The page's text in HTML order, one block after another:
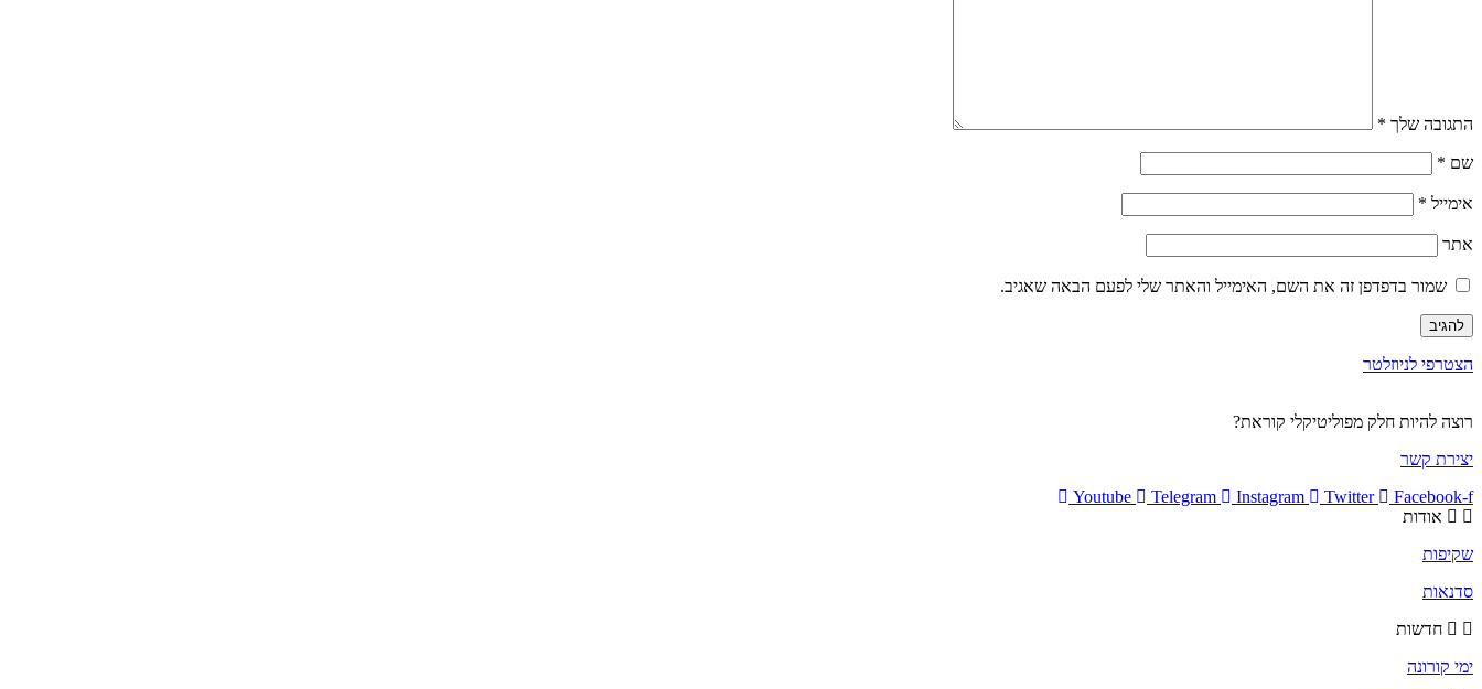
התגובה שלך *
שם *
אימייל *
אתר
שמור בדפדפן זה את השם, האימייל והאתר שלי לפעם הבאה שאגיב.
הצטרפי לניוזלטר
רוצה להיות חלק מפוליטיקלי קוראת?
יצירת קשר
Youtube
Telegram Instagram Twitter
Facebook-f
אודות
שקיפות
סדנאות
חדשות
ימי קורונה